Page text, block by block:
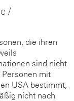
/
die ihren
sind nicht
mit
USA bestimmt,
nicht nach